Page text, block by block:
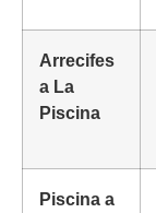
Arrecifes
a La
Piscina
Piscina a